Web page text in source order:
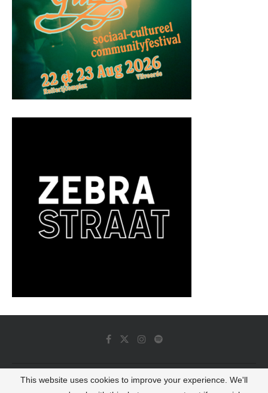
© 2022 - Luminous Dash All Rights Reserved
This website uses cookies to improve your experience. We'll